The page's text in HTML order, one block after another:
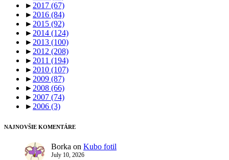
► 2017 (67)
► 2016 (84)
► 2015 (92)
► 2014 (124)
► 2013 (100)
► 2012 (208)
► 2011 (194)
► 2010 (107)
► 2009 (87)
► 2008 (66)
► 2007 (74)
► 2006 (3)
NAJNOVŠIE KOMENTÁRE
Borka on Kubo fotil
July 10, 2026